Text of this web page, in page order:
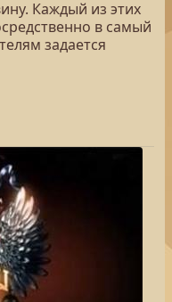
Каждый из этих
в самый
задается